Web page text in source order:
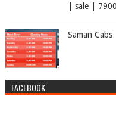
| sale |
Saman Cabs
FACEBOOK